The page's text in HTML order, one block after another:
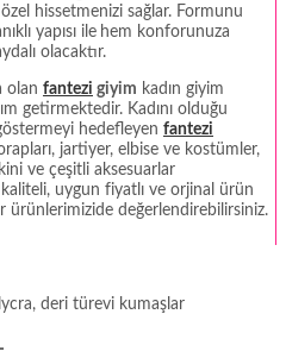
hissetmenizi sağlar. Formunu
yapısı ile hem konforunuza
olacaktır.
olan fantezi giyim kadın giyim
getirmektedir. Kadını olduğu
hedefleyen fantezi
jartiyer, elbise ve kostümler,
ve çeşitli aksesuarlar
uygun fiyatlı ve orjinal ürün
ürünlerimizide değerlendirebilirsiniz.
deri türevi kumaşlar